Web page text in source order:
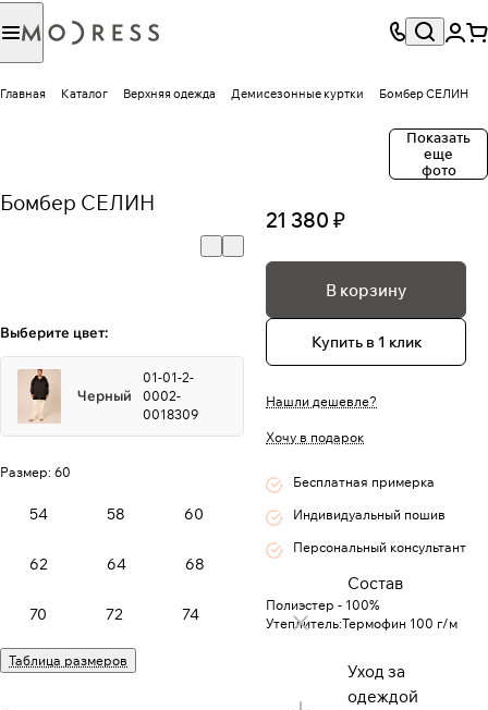
Главная Каталог Верхняя одежда Демисезонные куртки Бомбер СЕЛИН
Показать
еще
фото
Бомбер СЕЛИН
Выберите цвет:
Черный
01-01-2-
0002-
0018309
Размер: 60
54 58 60
62 64 68
70 72 74
Таблица размеров
21 380 ₽
В корзину
Купить в 1 клик
Нашли дешевле?
Хочу в подарок
Бесплатная примерка
Индивидуальный пошив
Персональный консультант
Состав
Полиэстер - 100%
Утеплитель:Термофин 100 г/м
Уход за
одеждой